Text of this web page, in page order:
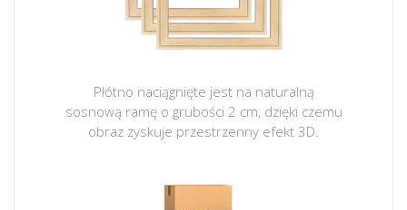
Płótno naciągnięte jest na naturalną
sosnową ramę o grubości 2 cm, dzięki czemu
obraz zyskuje przestrzenny efekt 3D.